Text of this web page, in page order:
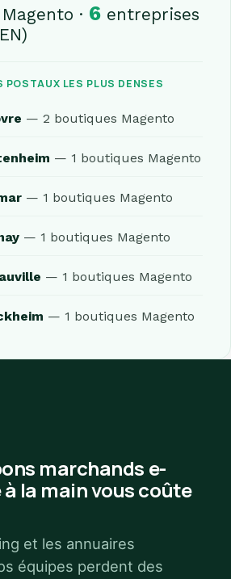
· 6 entreprises
POSTAUX LES PLUS DENSES
— 2 boutiques Magento
— 1 boutiques Magento
— 1 boutiques Magento
— 1 boutiques Magento
— 1 boutiques Magento
— 1 boutiques Magento
marchands e-
la main vous coûte
et les annuaires
équipes perdent des